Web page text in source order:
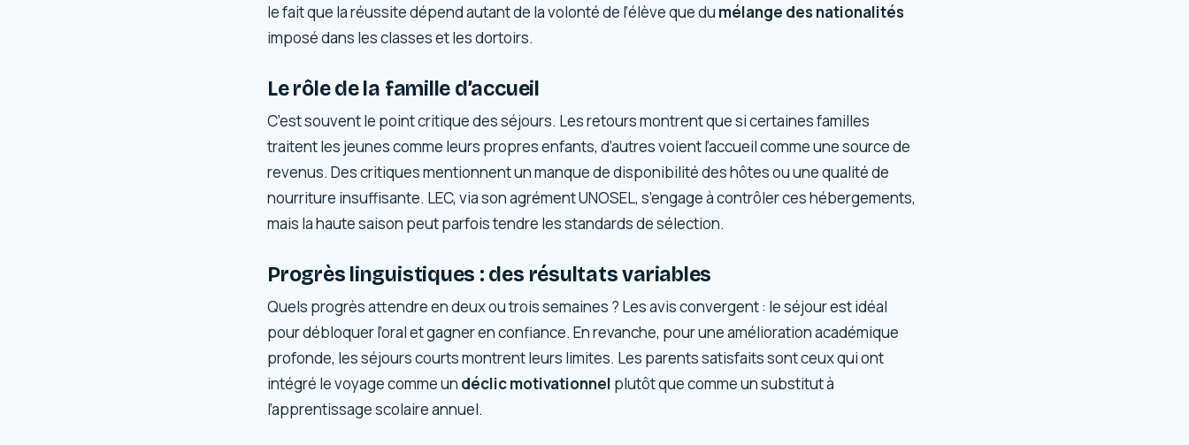
le fait que la réussite dépend autant de la volonté de l’élève que du mélange des nationalités
imposé dans les classes et les dortoirs.
Le rôle de la famille d’accueil
C’est souvent le point critique des séjours. Les retours montrent que si certaines familles
traitent les jeunes comme leurs propres enfants, d’autres voient l’accueil comme une source de
revenus. Des critiques mentionnent un manque de disponibilité des hôtes ou une qualité de
nourriture insuffisante. LEC, via son agrément UNOSEL, s’engage à contrôler ces hébergements,
mais la haute saison peut parfois tendre les standards de sélection.
Progrès linguistiques : des résultats variables
Quels progrès attendre en deux ou trois semaines ? Les avis convergent : le séjour est idéal
pour débloquer l’oral et gagner en confiance. En revanche, pour une amélioration académique
profonde, les séjours courts montrent leurs limites. Les parents satisfaits sont ceux qui ont
intégré le voyage comme un déclic motivationnel plutôt que comme un substitut à
l’apprentissage scolaire annuel.